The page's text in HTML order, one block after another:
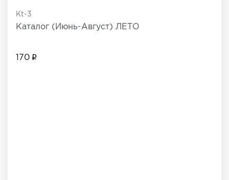
Kt-3
Каталог (Июнь-Август) ЛЕТО
170